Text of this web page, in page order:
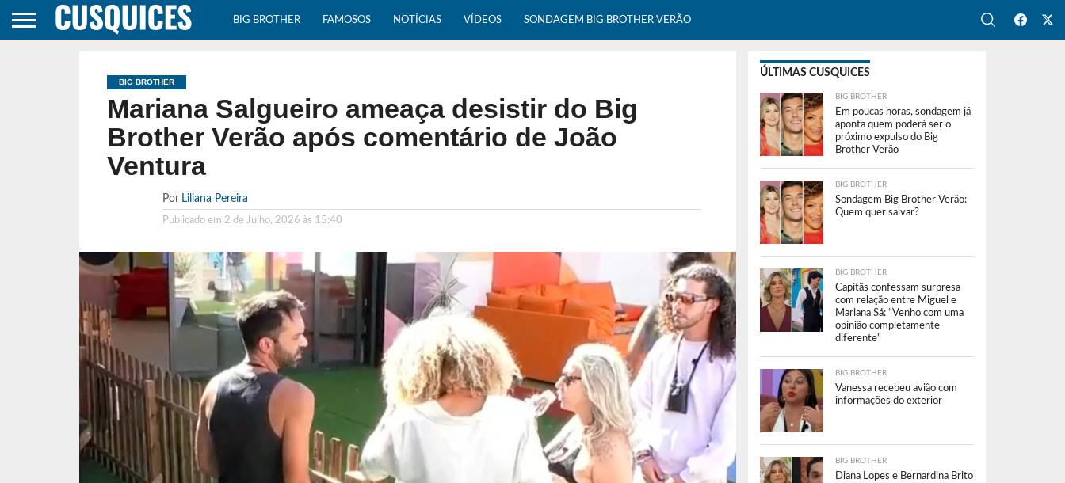
BIG BROTHER FAMOSOS NOTÍCIAS VÍDEOS SONDAGEM BIG BROTHER VERÃO
BIG BROTHER
Mariana Salgueiro ameaça desistir do Big
Brother Verão após comentário de João
Ventura
Por Liliana Pereira
Publicado em 2 de Julho, 2026 às 15:40
ÚLTIMAS CUSQUICES
BIG BROTHER
Em poucas horas, sondagem já
aponta quem poderá ser o
próximo expulso do Big
Brother Verão
BIG BROTHER
Sondagem Big Brother Verão:
Quem quer salvar?
BIG BROTHER
Capitãs confessam surpresa
com relação entre Miguel e
Mariana Sá: “Venho com uma
opinião completamente
diferente”
BIG BROTHER
Vanessa recebeu avião com
informações do exterior
BIG BROTHER
Diana Lopes e Bernardina Brito